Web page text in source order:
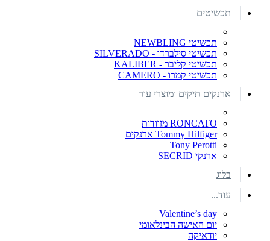
תכשיטים
תכשיטי NEWBLING
תכשיטי סילברדו - SILVERADO
תכשיטי קליבר - KALIBER
תכשיטי קמרו - CAMERO
ארנקים תיקים ומוצרי עור
RONCATO מזוודות
Tommy Hilfiger ארנקים
Tony Perotti
ארנקי SECRID
בלוג
עוד...
Valentine’s day
יום האישה הבינלאומי
יודאיקה